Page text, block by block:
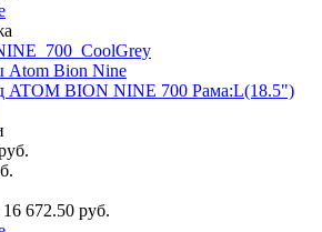
ATOM BION NINE 700 Рама:L(18.5")
16 672.50 руб.